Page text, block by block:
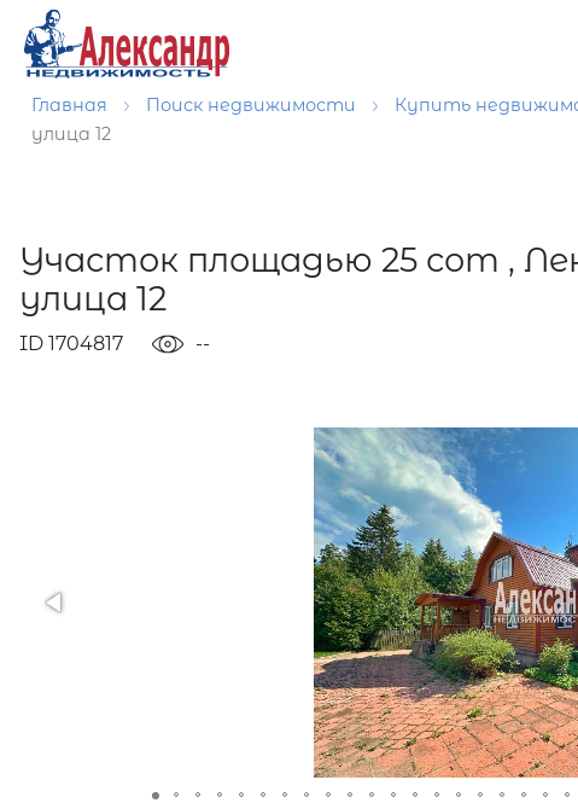
Главная Поиск недвижимости Купить
улица 12
Участок площадью 25 сот ,
улица 12
ID 1704817 --